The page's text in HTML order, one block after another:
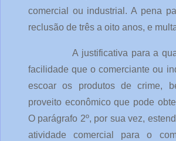
comercial ou industrial. A pena
reclusão de três a oito anos, e
A justificativa para a
facilidade que o comerciante ou
escoar os produtos de crime,
proveito econômico que pode
O parágrafo 2º, por sua vez,
atividade comercial para o